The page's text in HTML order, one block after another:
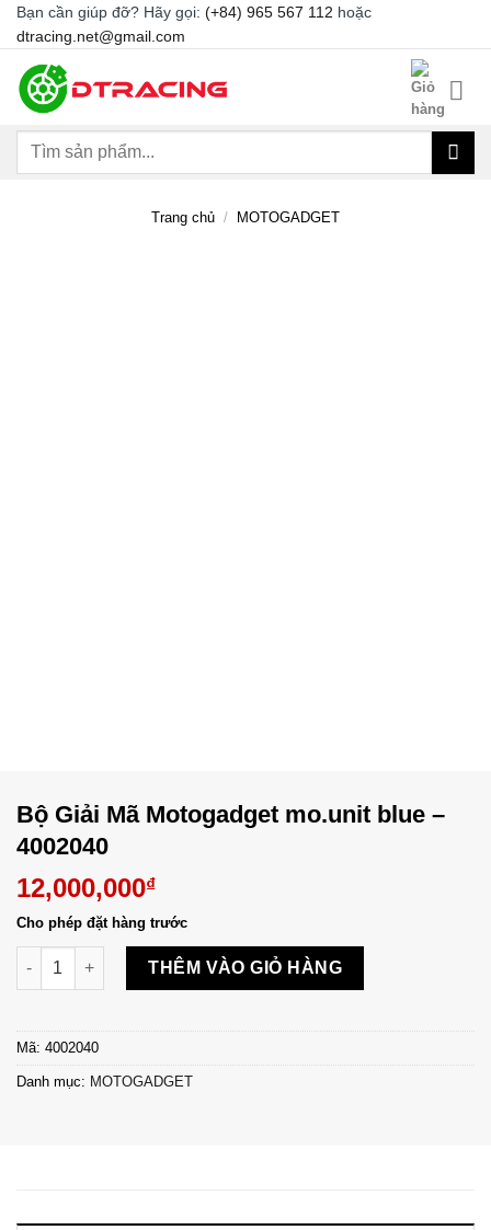
Chuyển
đến
dung
Bạn cần giúp đỡ? Hãy gọi: (+84) 965 567 112 hoặc
dtracing.net@gmail.com
Tìm
Trang chủ / MOTOGADGET
Bộ Giải Mã Motogadget mo.unit blue –
4002040
12,000,000₫
Cho phép đặt hàng trước
Bộ Giải Mã Motogadget mo.unit blue - 4002040 số lượng
THÊM VÀO GIỎ HÀNG
Mã: 4002040
Danh mục: MOTOGADGET